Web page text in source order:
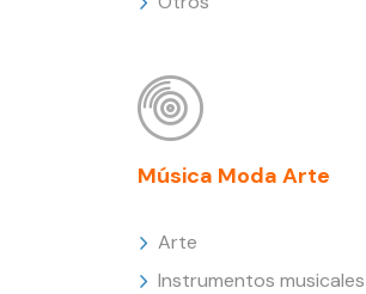
Música Moda Arte
Arte
Instrumentos musicales